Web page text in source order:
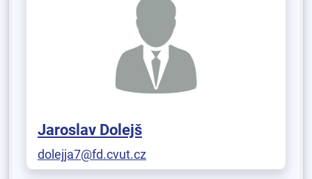
Jaroslav Dolejš
dolejja7@fd.cvut.cz